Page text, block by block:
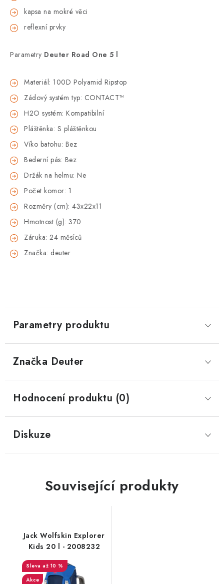
kapsa na mokré věci
reflexní prvky
Parametry Deuter Road One 5 l
Materiál: 100D Polyamid Ripstop
Zádový systém typ: CONTACT™
H2O systém: Kompatibilní
Pláštěnka: S pláštěnkou
Víko batohu: Bez
Bederní pás: Bez
Držák na helmu: Ne
Počet komor: 1
Rozměry (cm): 43x22x11
Hmotnost (g): 370
Záruka: 24 měsíců
Značka: deuter
Parametry produktu
Značka Deuter
Hodnocení produktu (0)
Diskuze
Související produkty
Jack Wolfskin Explorer
Kids 20 l - 2008232
až 10 %
Akce